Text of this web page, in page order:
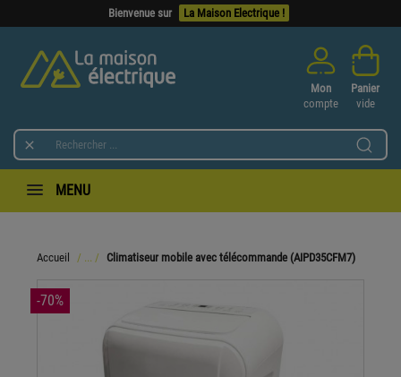
Bienvenue sur La Maison Electrique !

Mon
compte
Panier
vide
MENU
Accueil Climatiseur mobile avec télécommande (AIPD35CFM7)
-70%